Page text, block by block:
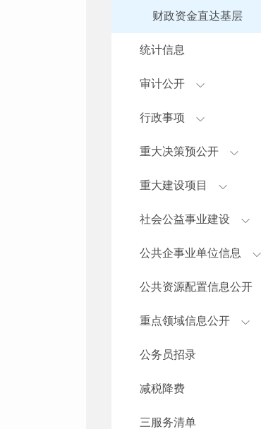
财政资金直达基层
统计信息
审计公开
行政事项
重大决策预公开
重大建设项目
社会公益事业建设
公共企事业单位信息
公共资源配置信息公开
重点领域信息公开
公务员招录
减税降费
三服务清单